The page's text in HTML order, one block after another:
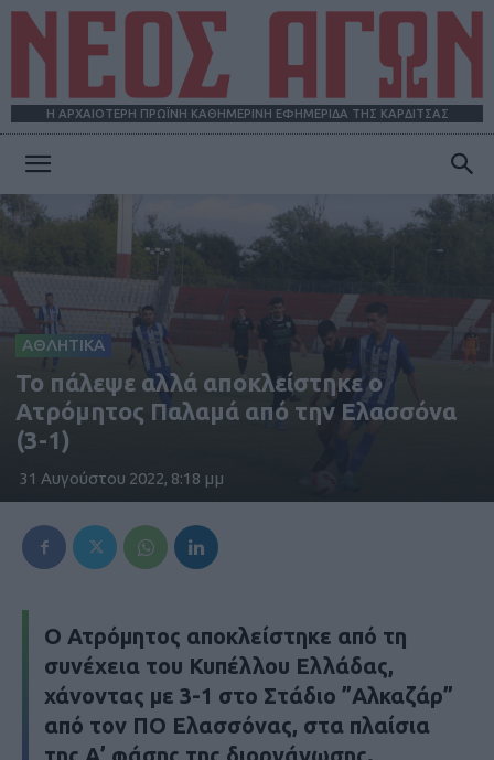
Η ΑΡΧΑΙΟΤΕΡΗ ΠΡΩΪΝΗ ΚΑΘΗΜΕΡΙΝΗ ΕΦΗΜΕΡΙΔΑ ΤΗΣ ΚΑΡΔΙΤΣΑΣ
ΑΘΛΗΤΙΚΑ
Το πάλεψε αλλά αποκλείστηκε ο
Ατρόμητος Παλαμά από την Ελασσόνα
(3-1)
31 Αυγούστου 2022, 8:18 μμ
Ο Ατρόμητος αποκλείστηκε από τη
συνέχεια του Κυπέλλου Ελλάδας,
χάνοντας με 3-1 στο Στάδιο ”Αλκαζάρ”
από τον ΠΟ Ελασσόνας, στα πλαίσια